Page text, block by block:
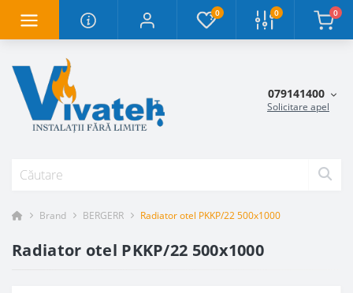
0 0 0
079141400
Solicitare apel
Brand BERGERR Radiator otel PKKP/22 500x1000
Radiator otel PKKP/22 500x1000